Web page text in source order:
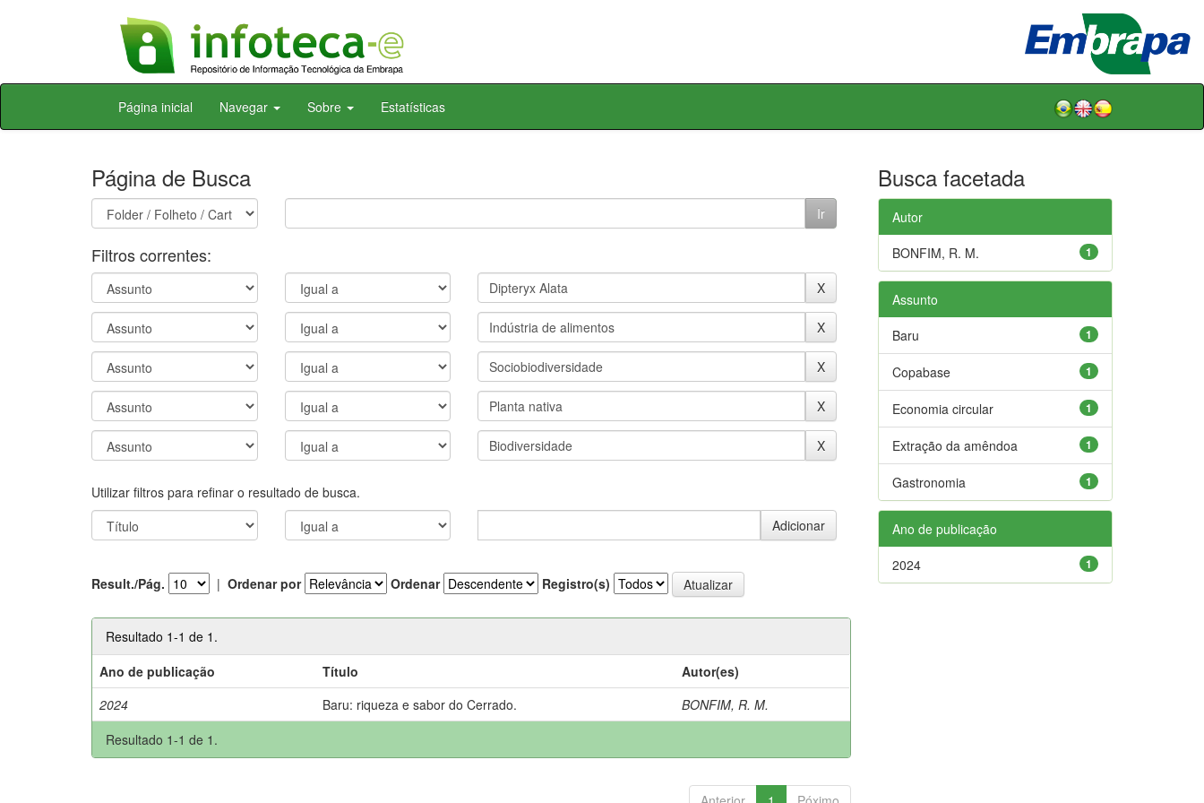
Skip
Página inicial Navegar Sobre Estatísticas
Página de Busca
Filtros correntes:
Utilizar filtros para refinar o resultado de busca.
Result./Pág. | Ordenar por Ordenar Registro(s)
Resultado 1-1 de 1.
Ano de publicação
Título
Autor(es)
2024
Baru: riqueza e sabor do Cerrado.
BONFIM, R. M.
Resultado 1-1 de 1.
Busca facetada
Autor
1
BONFIM, R. M.
Assunto
1
Baru
1
Copabase
1
Economia circular
1
Extração da amêndoa
1
Gastronomia
Ano de publicação
1
2024